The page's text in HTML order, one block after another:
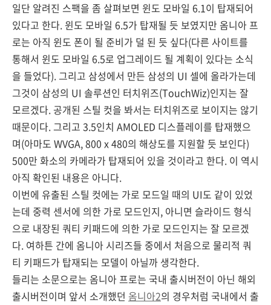
일단 알려진 스팩을 좀 살펴보면 윈도 모바일 6.1이 탑재되어
있다고 한다. 윈도 모바일 6.5가 탑재될 듯 보였지만 옴니아 프
로는 아직 윈도 폰이 될 준비가 덜 된 듯 싶다(다른 사이트를
통해서 윈도 모바일 6.5로 업그레이드 될 계획이 있다는 소식
을 들었다). 그리고 삼성에서 만든 삼성의 UI 셀에 올라가는데
그것이 삼성의 UI 솔루션인 터치위즈(TouchWiz)인지는 잘
모르겠다. 공개된 스틸 컷을 봐서는 터치위즈로 보이지는 않기
때문이다. 그리고 3.5인치 AMOLED 디스플레이를 탑재했으
며(아마도 WVGA, 800 x 480의 해상도를 지원할 듯 보인다)
500만 화소의 카메라가 탑재되어 있을 것이라고 한다. 이 역시
아직 확인된 내용은 아니다.
이번에 유출된 스틸 컷에는 가로 모드일 때의 UI도 같이 있었
는데 중력 센서에 의한 가로 모드인지, 아니면 슬라이드 형식
으로 내장된 쿼티 키패드에 의한 가로 모드인지는 잘 모르겠
다. 여하튼 간에 옴니아 시리즈들 중에서 처음으로 물리적 쿼
티 키패드가 탑재되는 모델이 아닐까 생각한다.
들리는 소문으로는 옴니아 프로는 국내 출시버전이 아닌 해외
출시버전이며 앞서 소개했던 옴니아2의 경우처럼 국내에서 출